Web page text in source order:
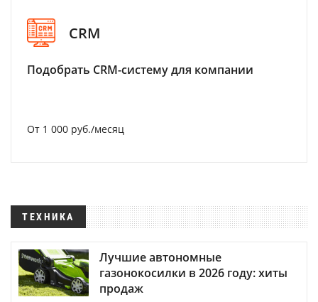
CRM
Подобрать CRM-систему для компании
От 1 000 руб./месяц
ТЕХНИКА
Лучшие автономные
газонокосилки в 2026 году: хиты
продаж